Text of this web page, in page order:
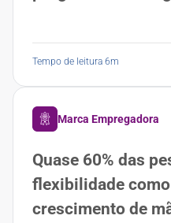
Tempo de leitura 6m
Marca Empregadora
Quase 60% das
flexibilidade
crescimento de